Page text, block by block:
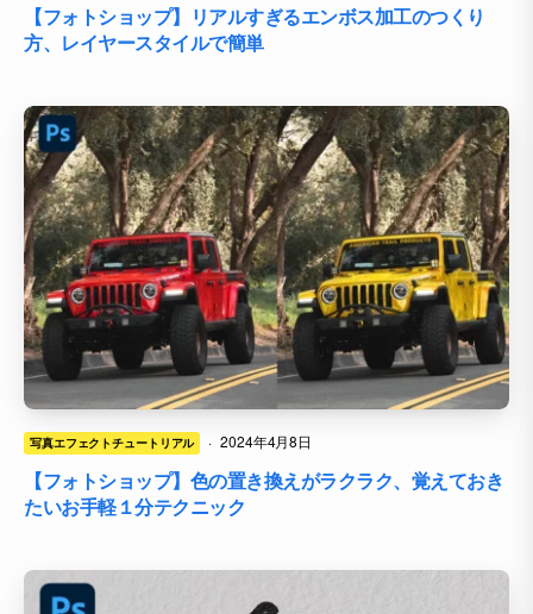
【フォトショップ】リアルすぎるエンボス加工のつくり
方、レイヤースタイルで簡単
写真エフェクトチュートリアル · 2024年4月8日
【フォトショップ】色の置き換えがラクラク、覚えておき
たいお手軽１分テクニック